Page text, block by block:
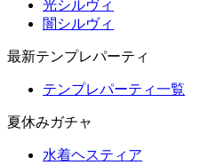
光シルヴィ
闇シルヴィ
最新テンプレパーティ
テンプレパーティ一覧
夏休みガチャ
水着ヘスティア